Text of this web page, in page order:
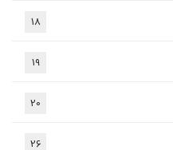
18
19
20
26